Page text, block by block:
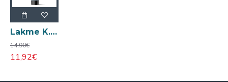
Lakme K.Styling Tamer taisnojoša želeja 150ml
14,90€
11,92€